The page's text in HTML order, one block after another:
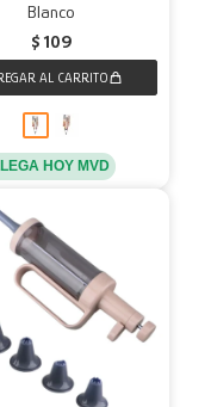
Blanco
$ 109
HOY MVD